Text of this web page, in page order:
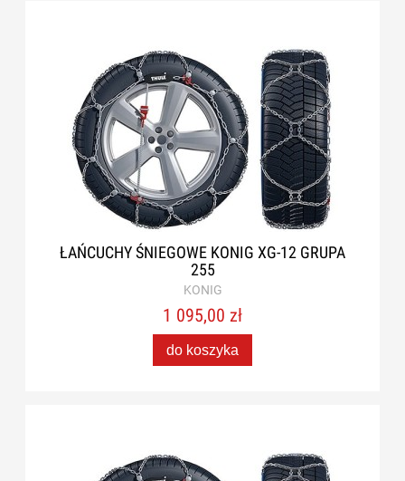
ŁAŃCUCHY ŚNIEGOWE KONIG XG-12 GRUPA
255
KONIG
1 095,00 zł
do koszyka